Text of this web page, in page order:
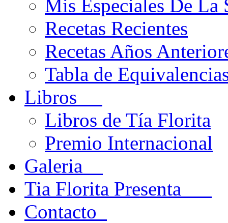
Mis Especiales De La
Recetas Recientes
Recetas Años
Tabla de
Libros
Libros de Tía Florita
Premio Internacional
Galeria
Tia Florita Presenta
Contacto